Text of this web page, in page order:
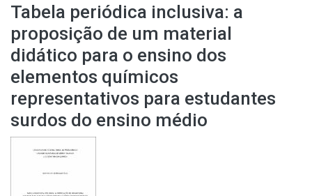
Tabela periódica inclusiva: a
proposição de um material
didático para o ensino dos
elementos químicos
representativos para estudantes
surdos do ensino médio